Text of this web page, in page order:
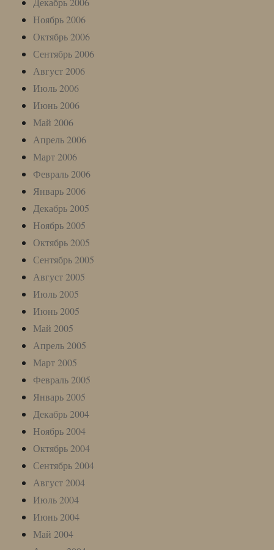
Ноябрь 2006
Октябрь 2006
Сентябрь 2006
Август 2006
Июль 2006
Июнь 2006
Май 2006
Апрель 2006
Март 2006
Февраль 2006
Январь 2006
Декабрь 2005
Ноябрь 2005
Октябрь 2005
Сентябрь 2005
Август 2005
Июль 2005
Июнь 2005
Май 2005
Апрель 2005
Март 2005
Февраль 2005
Январь 2005
Декабрь 2004
Ноябрь 2004
Октябрь 2004
Сентябрь 2004
Август 2004
Июль 2004
Июнь 2004
Май 2004